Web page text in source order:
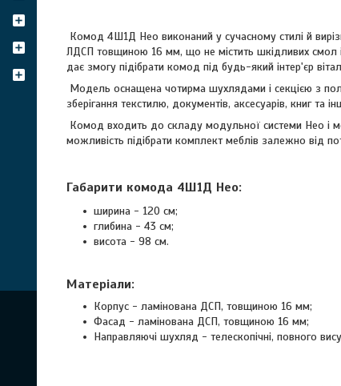
Комод 4Ш1Д Нео виконаний у сучасному стилі й
ЛДСП товщиною 16 мм, що не містить шкідливих смол
дає змогу підібрати комод під будь-який інтер'єр
Модель оснащена чотирма шухлядами і секцією з
зберігання текстилю, документів, аксесуарів, книг та
Комод входить до складу модульної системи Нео і
можливість підібрати комплект меблів залежно від
Габарити комода 4Ш1Д Нео:
ширина - 120 см;
глибина - 43 см;
висота - 98 см.
Матеріали:
Корпус - ламінована ДСП, товщиною 16 мм;
Фасад - ламінована ДСП, товщиною 16 мм;
Направляючі шухляд - телескопічні, повного